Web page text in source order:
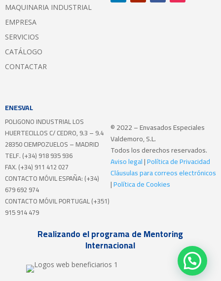
MAQUINARIA INDUSTRIAL
EMPRESA
SERVICIOS
CATÁLOGO
CONTACTAR
ENESVAL
POLIGONO INDUSTRIAL LOS
HUERTECILLOS C/ CEDRO, 9.3 – 9.4
28350 CIEMPOZUELOS – MADRID
TELF. (+34) 918 935 936
FAX. (+34) 911 412 027
CONTACTO MÓVIL ESPAÑA: (+34)
679 692 974
CONTACTO MÓVIL PORTUGAL (+351)
915 914 479
© 2022 – Envasados Especiales
Valdemoro, S.L.
Todos los derechos reservados.
Aviso legal|Política de Privacidad
Cláusulas para correos electrónicos
|Política de Cookies
Realizando el programa de Mentoring
Internacional